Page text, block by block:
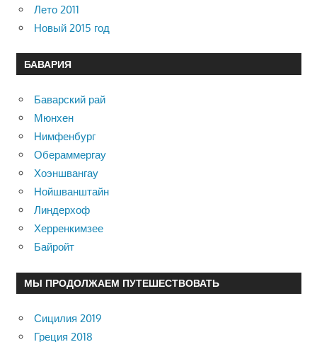
Лето 2011
Новый 2015 год
БАВАРИЯ
Баварский рай
Мюнхен
Нимфенбург
Обераммергау
Хоэншвангау
Нойшванштайн
Линдерхоф
Херренкимзее
Байройт
МЫ ПРОДОЛЖАЕМ ПУТЕШЕСТВОВАТЬ
Сицилия 2019
Греция 2018